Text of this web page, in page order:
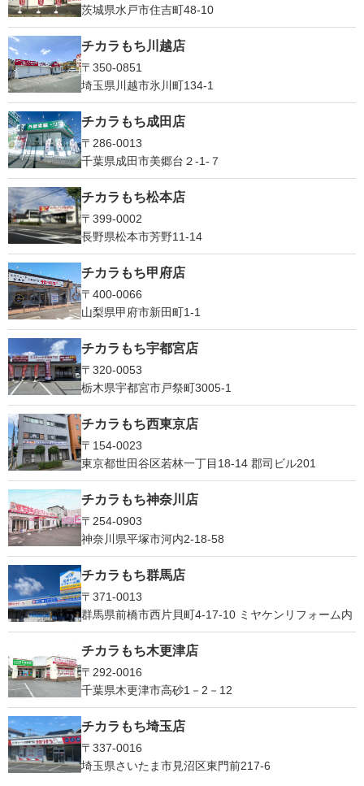
茨城県水戸市住吉町48-10
チカラもち川越店
〒350-0851
埼玉県川越市氷川町134-1
チカラもち成田店
〒286-0013
千葉県成田市美郷台２‐1‐７
チカラもち松本店
〒399-0002
長野県松本市芳野11-14
チカラもち甲府店
〒400-0066
山梨県甲府市新田町1-1
チカラもち宇都宮店
〒320-0053
栃木県宇都宮市戸祭町3005-1
チカラもち西東京店
〒154-0023
東京都世田谷区若林一丁目18-14 郡司ビル201
チカラもち神奈川店
〒254-0903
神奈川県平塚市河内2-18-58
チカラもち群馬店
〒371-0013
群馬県前橋市西片貝町4-17-10 ミヤケンリフォーム内
チカラもち木更津店
〒292-0016
千葉県木更津市高砂1－2－12
チカラもち埼玉店
〒337-0016
埼玉県さいたま市見沼区東門前217-6